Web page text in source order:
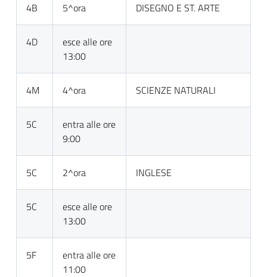
4B 5^ora DISEGNO E ST. ARTE
4D
esce alle ore
13:00
4M 4^ora SCIENZE NATURALI
5C
entra alle ore
9:00
5C 2^ora INGLESE
5C
esce alle ore
13:00
5F
entra alle ore
11:00